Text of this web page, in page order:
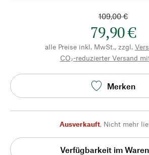
109,00 €
79,90 €
alle Preise inkl. MwSt., zzgl.
CO₂-reduzierter Versand
Merken
Ausverkauft, Nicht mehr
Verfügbarkeit im